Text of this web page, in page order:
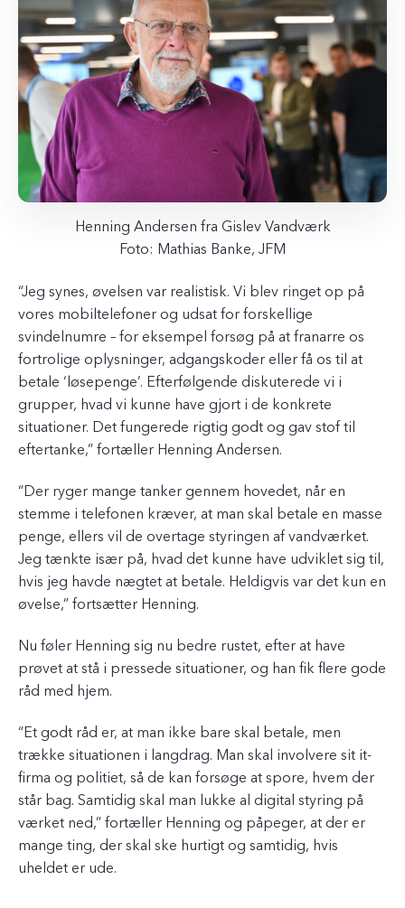
Henning Andersen fra Gislev Vandværk
Foto: Mathias Banke, JFM
“Jeg synes, øvelsen var realistisk. Vi blev ringet op på
vores mobiltelefoner og udsat for forskellige
svindelnumre – for eksempel forsøg på at franarre os
fortrolige oplysninger, adgangskoder eller få os til at
betale ‘løsepenge’. Efterfølgende diskuterede vi i
grupper, hvad vi kunne have gjort i de konkrete
situationer. Det fungerede rigtig godt og gav stof til
eftertanke,” fortæller Henning Andersen.
“Der ryger mange tanker gennem hovedet, når en
stemme i telefonen kræver, at man skal betale en masse
penge, ellers vil de overtage styringen af vandværket.
Jeg tænkte især på, hvad det kunne have udviklet sig til,
hvis jeg havde nægtet at betale. Heldigvis var det kun en
øvelse,” fortsætter Henning.
Nu føler Henning sig nu bedre rustet, efter at have
prøvet at stå i pressede situationer, og han fik flere gode
råd med hjem.
“Et godt råd er, at man ikke bare skal betale, men
trække situationen i langdrag. Man skal involvere sit it-
firma og politiet, så de kan forsøge at spore, hvem der
står bag. Samtidig skal man lukke al digital styring på
værket ned,” fortæller Henning og påpeger, at der er
mange ting, der skal ske hurtigt og samtidig, hvis
uheldet er ude.